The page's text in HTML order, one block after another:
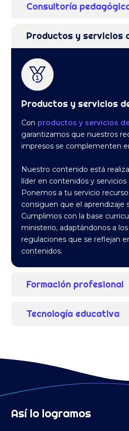
Consultoría
Productos y servicios
Productos y servicios
Con productos y servicios
garantizamos que nuestros
impresos se complementen
Nuestro contenido está
líder en contenidos y servicios
Ponemos a tu servicio
consiguen que el aprendizaje
Cumplimos con la base
ministerio, adaptándonos a
regulaciones que se reflejan
contenidos.
Formación profesional
Tecnología educativa
Así lo logramos